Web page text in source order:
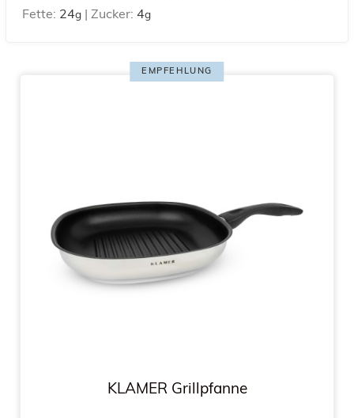
Fette: 24g Zucker: 4g
EMPFEHLUNG
KLAMER Grillpfanne